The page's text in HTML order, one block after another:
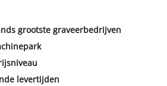
grootste graveerbedrijven
levertijden